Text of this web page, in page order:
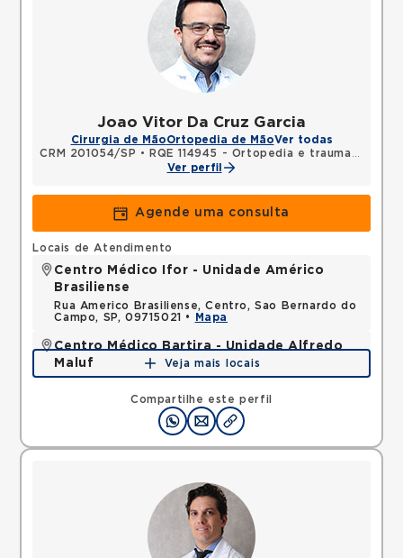
Joao Vitor Da Cruz Garcia
Cirurgia de MãoOrtopedia de MãoVer todas
CRM 201054/SP •
RQE 114945 - Ortopedia e traumatologia
Ver perfil
Agende uma consulta
Compartilhe este perfil
Locais de Atendimento
Centro Médico Ifor - Unidade Américo
Brasiliense
Rua Americo Brasiliense, Centro, Sao Bernardo do
Campo, SP, 09715021 •
Mapa
Centro Médico Bartira - Unidade Alfredo
Maluf
Avenida Alfredo Maluf, Jardim Santo Antonio,
Santo Andre, SP, 09240410 •
Mapa
Veja mais locais